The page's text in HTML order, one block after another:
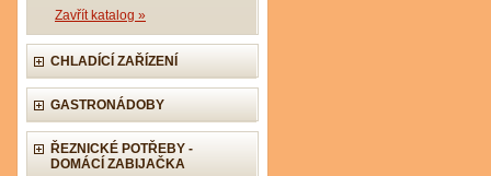
Zavřít katalog »
CHLADÍCÍ ZAŘÍZENÍ
GASTRONÁDOBY
ŘEZNICKÉ POTŘEBY -
DOMÁCÍ ZABIJAČKA